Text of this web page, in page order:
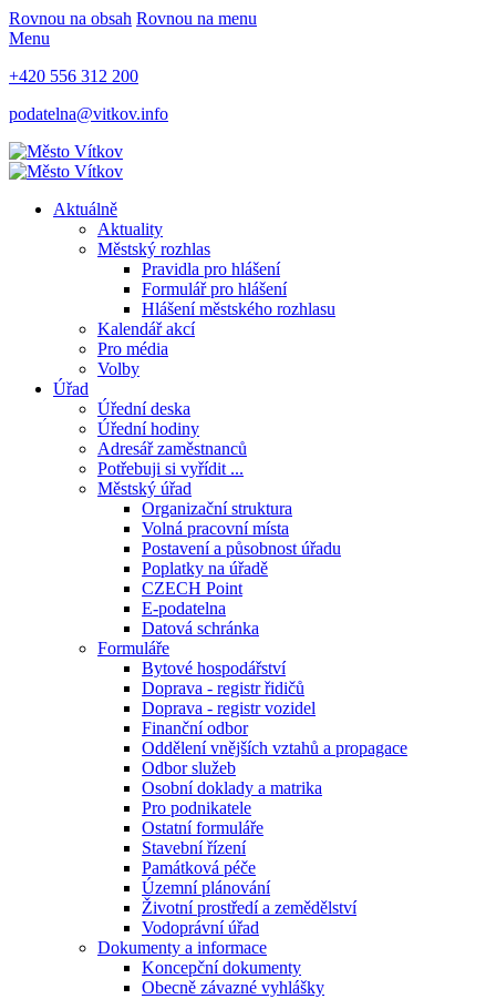
Rovnou na obsah Rovnou na menu
Menu
+420 556 312 200
podatelna@vitkov.info
Aktuálně
Aktuality
Městský rozhlas
Pravidla pro hlášení
Formulář pro hlášení
Hlášení městského rozhlasu
Kalendář akcí
Pro média
Volby
Úřad
Úřední deska
Úřední hodiny
Adresář zaměstnanců
Potřebuji si vyřídit ...
Městský úřad
Organizační struktura
Volná pracovní místa
Postavení a působnost úřadu
Poplatky na úřadě
CZECH Point
E-podatelna
Datová schránka
Formuláře
Bytové hospodářství
Doprava - registr řidičů
Doprava - registr vozidel
Finanční odbor
Oddělení vnějších vztahů a propagace
Odbor služeb
Osobní doklady a matrika
Pro podnikatele
Ostatní formuláře
Stavební řízení
Památková péče
Územní plánování
Životní prostředí a zemědělství
Vodoprávní úřad
Dokumenty a informace
Koncepční dokumenty
Obecně závazné vyhlášky